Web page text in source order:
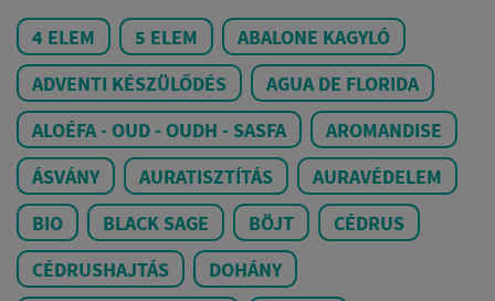
4 ELEM 5 ELEM
ABALONE KAGYLÓ
ADVENTI KÉSZÜLŐDÉS
AGUA DE FLORIDA
ALOÉFA - OUD - OUDH - SASFA
AROMANDISE
ÁSVÁNY
AURATISZTÍTÁS
AURAVÉDELEM
BIO
BLACK SAGE BÖJT
CÉDRUS
CÉDRUSHAJTÁS
DOHÁNY